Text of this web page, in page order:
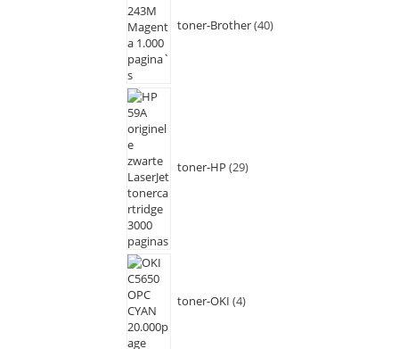
toner-Brother 40
toner-HP 29
toner-OKI 4